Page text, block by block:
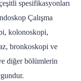
spesifikasyonları
Çalışma
kolonoskopi,
bronkoskopi ve
diğer bölümlerin